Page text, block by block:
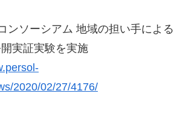
ンソーシアム 地域の担い手による
開実証実験を実施
2020/02/27/4176/